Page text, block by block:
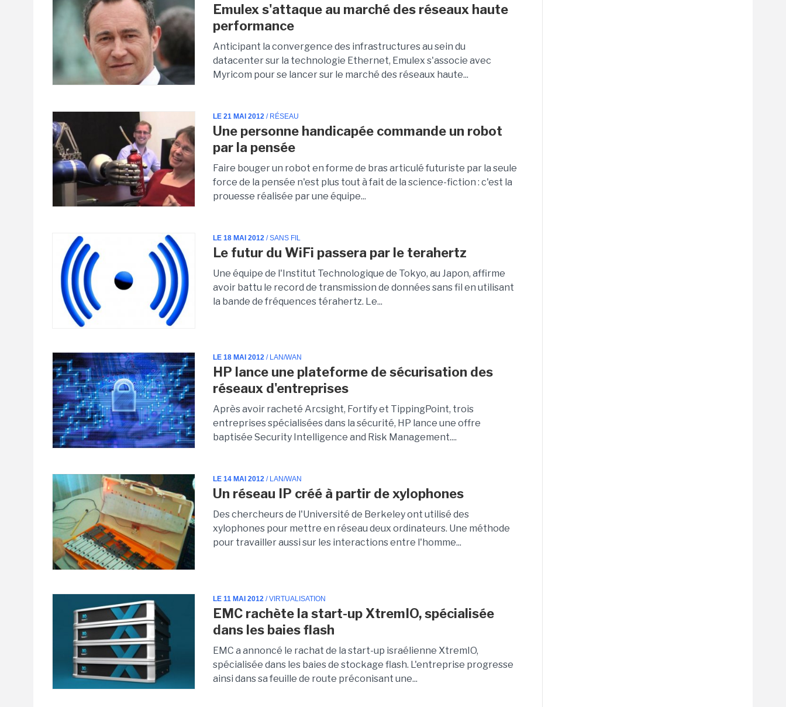
Emulex s'attaque au marché des réseaux haute
performance
Anticipant la convergence des infrastructures au sein du
datacenter sur la technologie Ethernet, Emulex s'associe avec
Myricom pour se lancer sur le marché des réseaux haute...
LE 21 MAI 2012 / RÉSEAU
Une personne handicapée commande un robot
par la pensée
Faire bouger un robot en forme de bras articulé futuriste par la seule
force de la pensée n'est plus tout à fait de la science-fiction : c'est la
prouesse réalisée par une équipe...
LE 18 MAI 2012 / SANS FIL
Le futur du WiFi passera par le terahertz
Une équipe de l'Institut Technologique de Tokyo, au Japon, affirme
avoir battu le record de transmission de données sans fil en utilisant
la bande de fréquences térahertz. Le...
LE 18 MAI 2012 / LAN/WAN
HP lance une plateforme de sécurisation des
réseaux d'entreprises
Après avoir racheté Arcsight, Fortify et TippingPoint, trois
entreprises spécialisées dans la sécurité, HP lance une offre
baptisée Security Intelligence and Risk Management....
LE 14 MAI 2012 / LAN/WAN
Un réseau IP créé à partir de xylophones
Des chercheurs de l'Université de Berkeley ont utilisé des
xylophones pour mettre en réseau deux ordinateurs. Une méthode
pour travailler aussi sur les interactions entre l'homme...
LE 11 MAI 2012 / VIRTUALISATION
EMC rachète la start-up XtremIO, spécialisée
dans les baies flash
EMC a annoncé le rachat de la start-up israélienne XtremIO,
spécialisée dans les baies de stockage flash. L'entreprise progresse
ainsi dans sa feuille de route préconisant une...